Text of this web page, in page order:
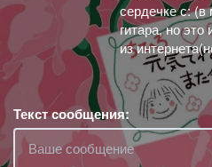
сердечке с: (в
гитара, но
из
Текст сообщения: